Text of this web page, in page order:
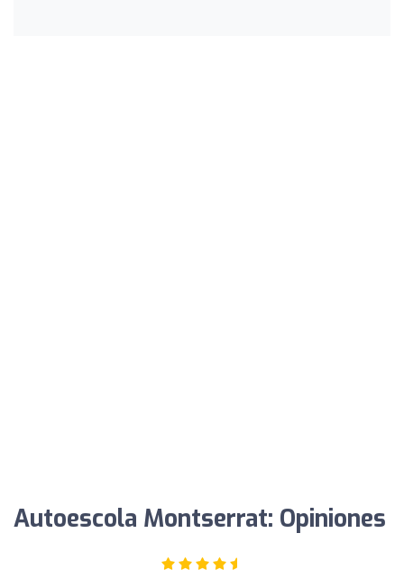
Autoescola Montserrat: Opiniones